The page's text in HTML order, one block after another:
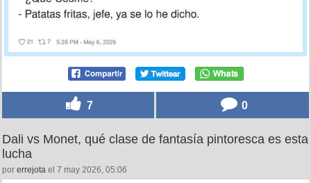
7 0
Dali vs Monet, qué clase de fantasía pintoresca es esta
lucha
por errejota el 7 may 2026, 05:06